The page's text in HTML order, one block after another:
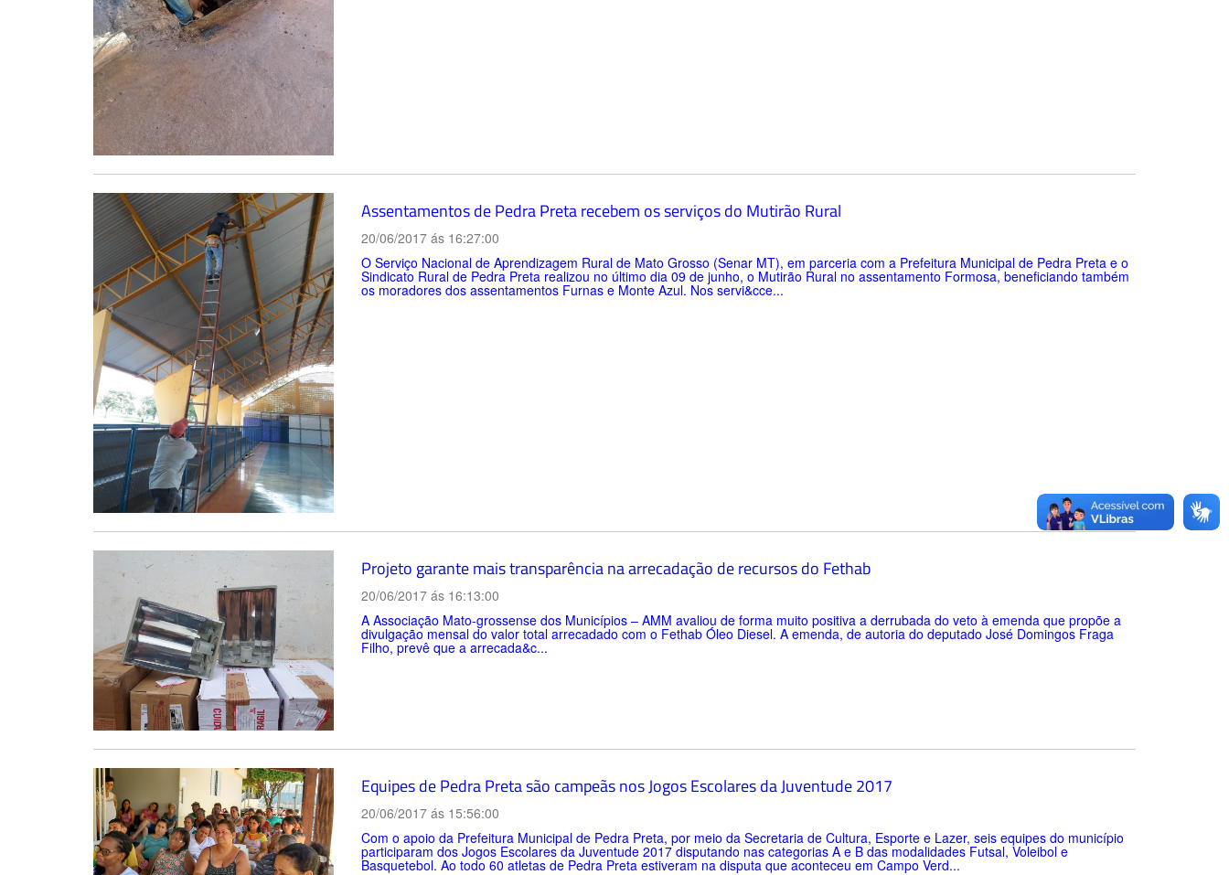
Assentamentos de Pedra Preta recebem os serviços do Mutirão Rural
20/06/2017 ás 16:27:00
O Serviço Nacional de Aprendizagem Rural de Mato Grosso (Senar MT), em parceria com a Prefeitura Municipal de Pedra Preta e o
Sindicato Rural de Pedra Preta realizou no último dia 09 de junho, o Mutirão Rural no assentamento Formosa, beneficiando também
os moradores dos assentamentos Furnas e Monte Azul. Nos servi&cce...
Projeto garante mais transparência na arrecadação de recursos do Fethab
20/06/2017 ás 16:13:00
A Associação Mato-grossense dos Municípios – AMM avaliou de forma muito positiva a derrubada do veto à emenda que propõe a
divulgação mensal do valor total arrecadado com o Fethab Óleo Diesel. A emenda, de autoria do deputado José Domingos Fraga
Filho, prevê que a arrecada&c...
Equipes de Pedra Preta são campeãs nos Jogos Escolares da Juventude 2017
20/06/2017 ás 15:56:00
Com o apoio da Prefeitura Municipal de Pedra Preta, por meio da Secretaria de Cultura, Esporte e Lazer, seis equipes do município
participaram dos Jogos Escolares da Juventude 2017 disputando nas categorias A e B das modalidades Futsal, Voleibol e
Basquetebol. Ao todo 60 atletas de Pedra Preta estiveram na disputa que aconteceu em Campo Verd...